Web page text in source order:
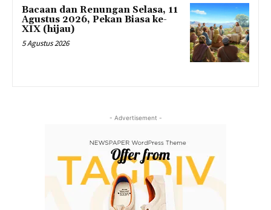
Bacaan dan Renungan Selasa, 11
Agustus 2026, Pekan Biasa ke-
XIX (hijau)
5 Agustus 2026
- Advertisement -